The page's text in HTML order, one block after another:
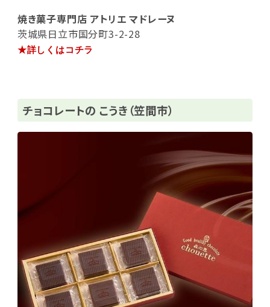
焼き菓子専門店 アトリエ マドレーヌ
茨城県日立市国分町3-2-28
★詳しくはコチラ
チョコレートの こうき（笠間市）